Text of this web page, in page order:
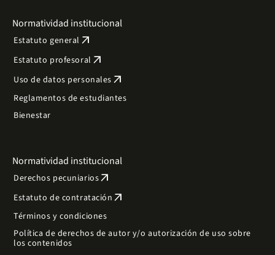
Normatividad institucional
Estatuto general arrow_outward
Estatuto profesoral arrow_outward
Uso de datos personales arrow_outward
Reglamentos de estudiantes
Bienestar
Normatividad institucional
Derechos pecuniariosarrow_outward
Estatuto de contratación arrow_outward
Términos y condiciones
Política de derechos de autor y/o autorización de uso sobre
los contenidos